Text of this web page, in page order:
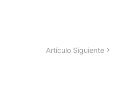
Artículo Siguiente